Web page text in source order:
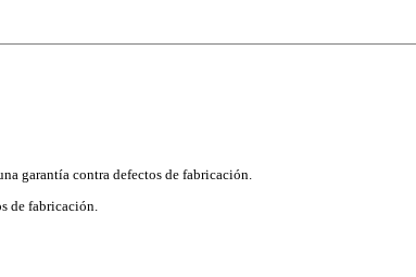
garantía contra defectos de fabricación.
de fabricación.